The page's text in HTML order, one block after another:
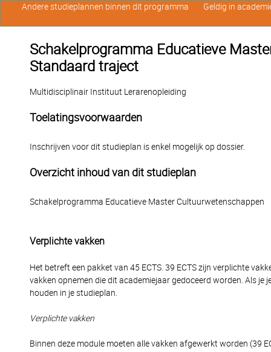
Schakelprogramma Educatieve
Standaard traject
Multidisciplinair Instituut Lerarenopleiding
Toelatingsvoorwaarden
Inschrijven voor dit studieplan is enkel mogelijk op dossier.
Overzicht inhoud van dit studieplan
Schakelprogramma Educatieve Master Cultuurwetenschappen
Verplichte vakken
Het betreft een pakket van 45 ECTS. 39 ECTS zijn verplichte
vakken opnemen die dit academiejaar gedoceerd worden. Als
houden in je studieplan.
Verplichte vakken
Binnen deze module moeten alle vakken afgewerkt worden (39
Andere studieplannen binnen dit programma Geldig in